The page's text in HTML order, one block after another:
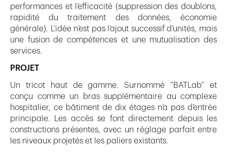
performances et l’efficacité (suppression des doublons,
rapidité du traitement des données, économie
générale). L’idée n’est pas l’ajout successif d’unités, mais
une fusion de compétences et une mutualisation des
services.
PROJET
Un tricot haut de gamme. Surnommé “BATLab” et
conçu comme un bras supplémentaire au complexe
hospitalier, ce bâtiment de dix étages n’a pas d’entrée
principale. Les accès se font directement depuis les
constructions présentes, avec un réglage parfait entre
les niveaux projetés et les paliers existants.